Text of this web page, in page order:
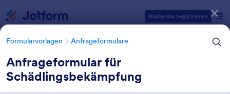
Kostenlos registrieren
Formularvorlagen Anfrageformulare
Anfrageformular für
Schädlingsbekämpfung
Formularvorlagen Kategorien